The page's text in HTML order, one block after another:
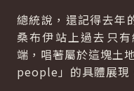
總統說，還記得去年
桑布伊站上過去只
端，唱著屬於這塊土
people」的具體展現